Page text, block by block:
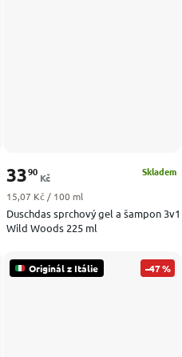
Duschdas sprchový gel a šampon 3v1
Wild Woods 225 ml
Skladem
3390
Kč
Měrná cena:
15,07 Kč / 100 ml
Originál z Itálie –47 %